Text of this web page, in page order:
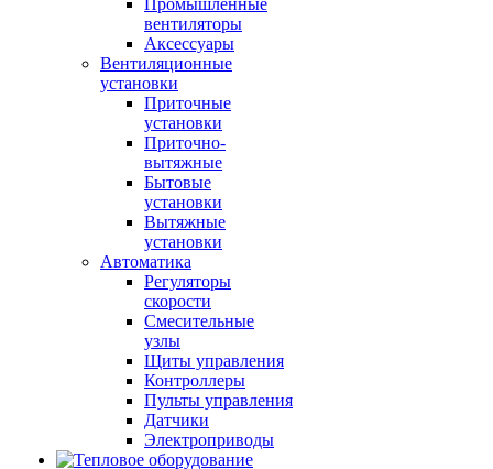
Промышленные
вентиляторы
Аксессуары
Вентиляционные
установки
Приточные
установки
Приточно-
вытяжные
Бытовые
установки
Вытяжные
установки
Автоматика
Регуляторы
скорости
Смесительные
узлы
Щиты управления
Контроллеры
Пульты управления
Датчики
Электроприводы